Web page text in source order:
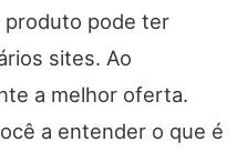
produto pode ter
sites. Ao
a melhor oferta.
a entender o que é